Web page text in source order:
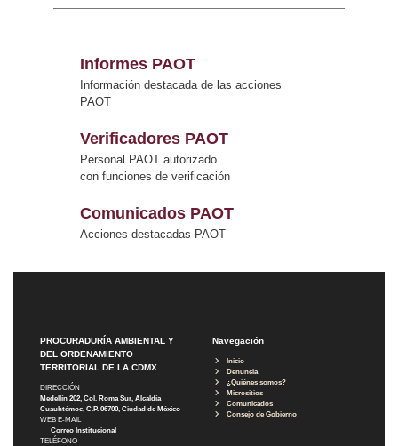
Informes PAOT
Información destacada de las acciones
PAOT
Verificadores PAOT
Personal PAOT autorizado
con funciones de verificación
Comunicados PAOT
Acciones destacadas PAOT
PROCURADURÍA AMBIENTAL Y
DEL ORDENAMIENTO
TERRITORIAL DE LA CDMX
DIRECCIÓN
Medellín 202, Col. Roma Sur, Alcaldía
Cuauhtémoc, C.P. 06700, Ciudad de México
WEB E-MAIL
Correo Institucional
TELÉFONO
Navegación
Inicio
Denuncia
¿Quiénes somos?
Micrositios
Comunicados
Consejo de Gobierno